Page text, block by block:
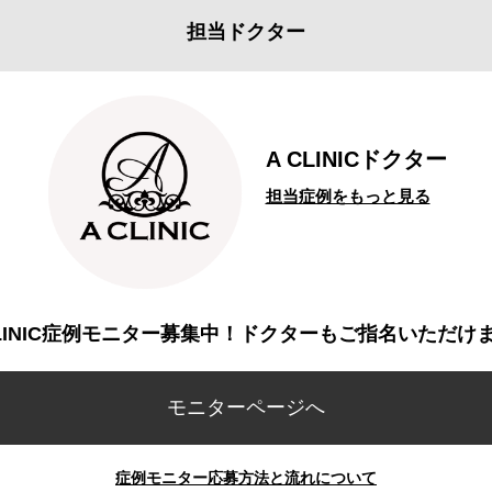
担当ドクター
A CLINICドクター
担当症例をもっと見る
症例モニター募集中！ドクターもご指名いただけ
モニターページへ
症例モニター応募方法と流れについて